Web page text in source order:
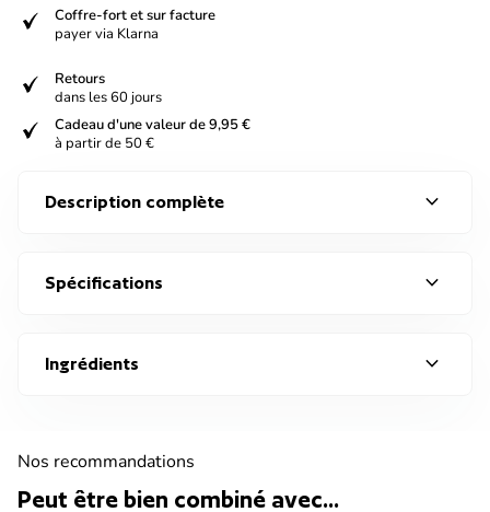
verified
Coffre-fort et sur facture
payer via Klarna
verified
Retours
dans les 60 jours
verified
Cadeau d'une valeur de 9,95 €
à partir de 50 €
Description complète expand_more
Spécifications expand_more
Ingrédients expand_more
Nos recommandations
Peut être bien combiné avec...